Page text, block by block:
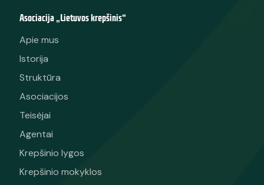
Asociacija „Lietuvos krepšinis“
Apie mus
Istorija
Struktūra
Asociacijos
Teisėjai
Agentai
Krepšinio lygos
Krepšinio mokyklos